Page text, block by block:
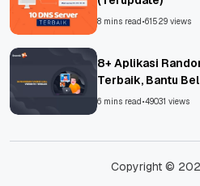
8 mins read•61529 views
8+ Aplikasi
Terbaik, Bantu
Asing!
6 mins read•49031 views
Copyright ©